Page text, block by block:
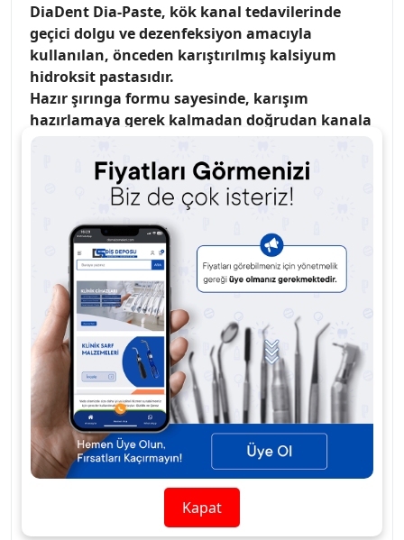
DiaDent Dia-Paste, kök kanal tedavilerinde
geçici dolgu ve dezenfeksiyon amacıyla
kullanılan, önceden karıştırılmış kalsiyum
hidroksit pastasıdır.
Hazır şırınga formu sayesinde, karışım
hazırlamaya gerek kalmadan doğrudan kanala
uygulanabilir.
Kalsiyum hidroksit içeriği, kanal ortamında
yüksek pH değeri oluşturarak bakteri
çoğalmasını engeller
olarak temizlenmesine yardımcı olur.
Sıvı faz stabilitesi ve akışkan kıvamı sayesinde
kanallara kolayca yerleşir, kanal duvarlarına
homojen dağılır.
Dia-Paste, geçici kanal dolgu materyali olarak
NaOCl, EDTA gibi irrigasyon solüsyonlarıyla
uyumlu şekilde çalışır ve mekanik kanal
şekillendirme işlemlerini destekler.
Kullanım Detayları
Endodontik tedavilerde geçici kanal dolgu
materyali olarak kullanılır.
Kapat